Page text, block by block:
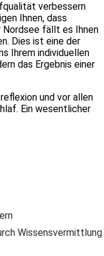
verbessern
Ihnen, dass
Nordsee fällt es Ihnen
Dies ist eine der
Ihrem individuellen
das Ergebnis einer
und vor allen
Ein wesentlicher
Wissensvermittlung